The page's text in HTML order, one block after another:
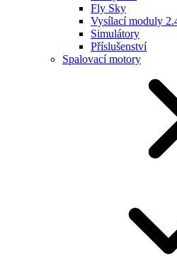
Fly Sky
Vysílací moduly
Simulátory
Příslušenství
Spalovací motory